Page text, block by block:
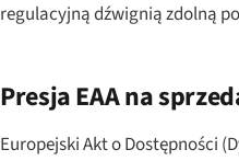
regulacyjną dźwignią zdolną
Presja EAA na
Europejski Akt o Dostępności